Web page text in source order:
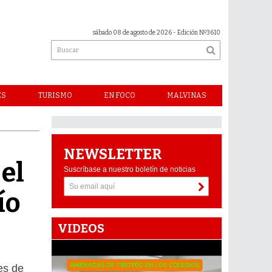
sábado 08 de agosto de 2026 - Edición Nº3610
TURISMO EN FOCO MALVINAS
de
NEWSLETTER
Suscríbase a nuestro boletín de noticias
VIDEOS